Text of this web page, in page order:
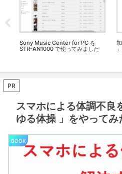
Sony Music Center for PC を
STR-AN1000 で使ってみました
PR
スマホによる体調不良
ゆる体操 」をやってみ
BOOK